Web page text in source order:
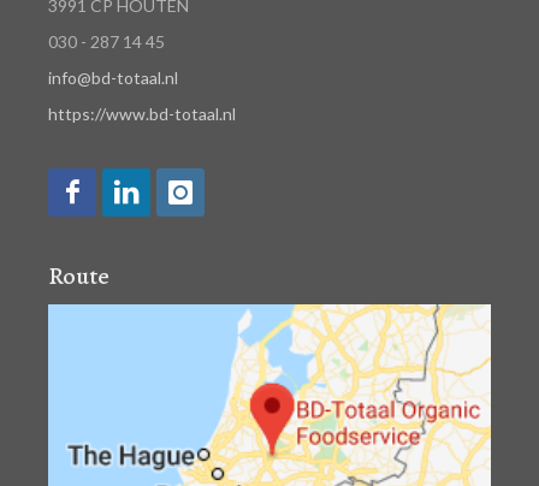
3991 CP HOUTEN
030 - 287 14 45
info@bd-totaal.nl
https://www.bd-totaal.nl
Route